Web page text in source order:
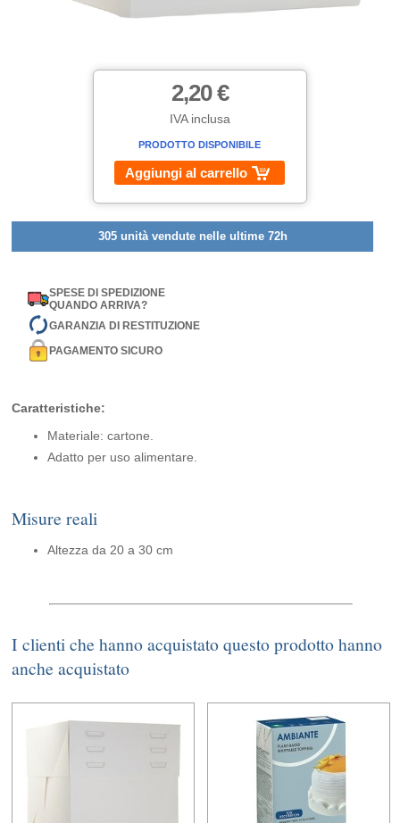
2,20 €
IVA inclusa
PRODOTTO DISPONIBILE
Aggiungi al carrello
305 unità vendute nelle ultime 72h
SPESE DI SPEDIZIONE
QUANDO ARRIVA?
GARANZIA DI RESTITUZIONE
PAGAMENTO SICURO
Caratteristiche:
Materiale: cartone.
Adatto per uso alimentare.
Misure reali
Altezza da 20 a 30 cm
I clienti che hanno acquistato questo prodotto hanno
anche acquistato